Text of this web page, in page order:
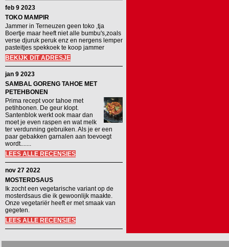
feb 9 2023
TOKO MAMPIR
Jammer in Terneuzen geen toko ,tja
Boertje maar heeft niet alle bumbu's,zoals
verse djuruk peruk enz en nergens lemper
pasteitjes spekkoek te koop jammer
BEKIJK DIT ADRESJE
jan 9 2023
SAMBAL GORENG TAHOE MET
PETEHBONEN
Prima recept voor tahoe met
petihbonen. De geur klopt.
Santenblok werkt ook maar dan
moet je even raspen en wat melk
ter verdunning gebruiken. Als je er een
paar gebakken garnalen aan toevoegt
wordt.......
LEES ALLE RECENSIES
nov 27 2022
MOSTERDSAUS
Ik zocht een vegetarische variant op de
mosterdsaus die ik gewoonlijk maakte.
Onze vegetariër heeft er met smaak van
gegeten.
LEES ALLE RECENSIES